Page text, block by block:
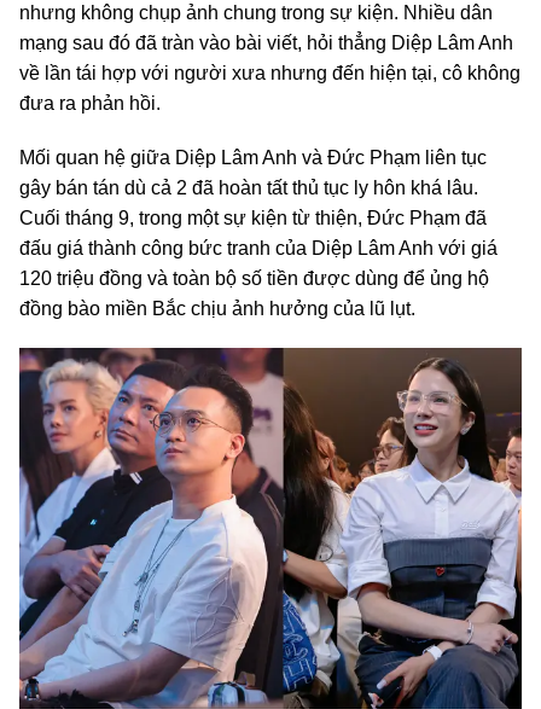
nhưng không chụp ảnh chung trong sự kiện. Nhiều dân
mạng sau đó đã tràn vào bài viết, hỏi thẳng Diệp Lâm Anh
về lần tái hợp với người xưa nhưng đến hiện tại, cô không
đưa ra phản hồi.
Mối quan hệ giữa Diệp Lâm Anh và Đức Phạm liên tục
gây bán tán dù cả 2 đã hoàn tất thủ tục ly hôn khá lâu.
Cuối tháng 9, trong một sự kiện từ thiện, Đức Phạm đã
đấu giá thành công bức tranh của Diệp Lâm Anh với giá
120 triệu đồng và toàn bộ số tiền được dùng để ủng hộ
đồng bào miền Bắc chịu ảnh hưởng của lũ lụt.